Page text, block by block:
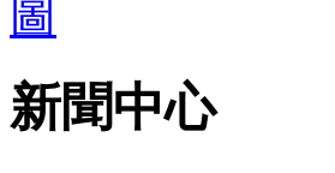
新聞中心